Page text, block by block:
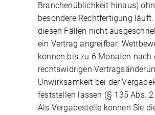
Branchenüblichkeit hinaus)
besondere Rechtfertigung
diesen Fällen nicht
ein Vertrag angreifbar.
können bis zu 6 Monaten nach
rechtswidrigen
Unwirksamkeit bei der
feststellen lassen (§ 135 Abs. 2
Als Vergabestelle können Sie